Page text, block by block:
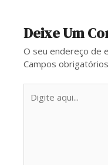
Deixe Um
O seu endereço de
Campos
aqui...